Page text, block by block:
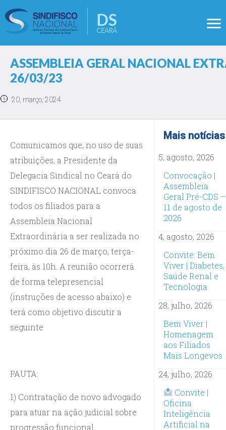
ASSEMBLEIA GERAL NACIONAL
26/03/23
20, março, 2024
Comunicamos que, no uso de suas
atribuições, a Presidente da
Delegacia Sindical no Ceará do
SINDIFISCO NACIONAL convoca
todos os filiados para a
Assembleia Nacional
Extraordinária a ser realizada no
próximo dia 26 de março, terça-
feira, às 10h. A reunião ocorrerá
de forma telepresencial
(instruções de acesso abaixo) e
terá como objetivo discutir a
seguinte
PAUTA:
1) Contratação de novo advogado
para atuar na ação judicial sobre
progressão funcional.
Mais notícias
5, agosto, 2026
Convocação |
Assembleia
Geral Pré-CDS –
11 de agosto de
2026
4, agosto, 2026
Convite: Bem
Viver | Diabetes,
Saúde Renal e
Tecnologia
28, julho, 2026
Bem Viver |
Homenagem
aos Filiados
Mais Longevos
24, julho, 2026
Convite |
Oficina
Inteligência
Artificial na